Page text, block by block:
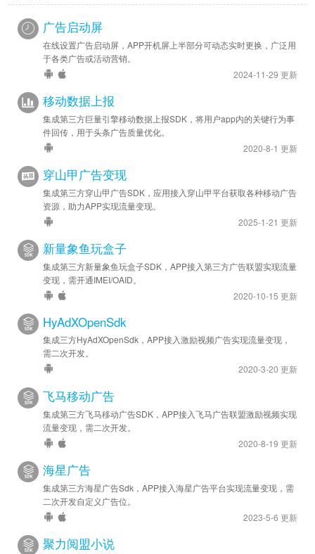
广告启动屏
在线设置广告启动屏，APP开机屏上半部分可动态实时更换，广泛用
于各类广告或活动营销。
2024-11-29 更新
移动数据上报
集成第三方巨量引擎移动数据上报SDK，将用户app内的关键行为事
件回传，用于头条广告质量优化。
2020-8-1 更新
穿山甲广告变现
集成第三方穿山甲广告SDK，应用接入穿山甲平台获取各种移动广告
资源，助力APP实现流量变现。
2025-1-21 更新
新量象鱼玩盒子
集成第三方新量象鱼玩盒子SDK，APP接入第三方广告联盟实现流量
变现，需开通IMEI/OAID。
2020-10-15 更新
HyAdXOpenSdk
集成三方HyAdXOpenSdk，APP接入激励视频广告实现流量变现，
需二次开发。
2020-3-20 更新
飞马移动广告
集成第三方飞马移动广告SDK，APP接入飞马广告联盟激励视频实现
流量变现，需二次开发。
2020-8-19 更新
海星广告
集成第三方海星广告Sdk，APP接入海星广告平台实现流量变现，需
二次开发自定义广告位。
2023-5-6 更新
聚力阅盟小说